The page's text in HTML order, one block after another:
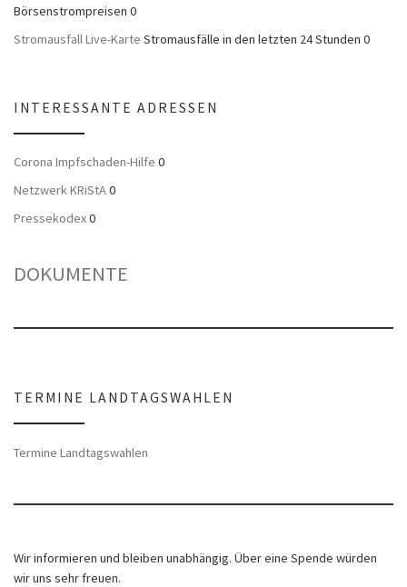
Börsenstrompreisen 0
Stromausfall Live-Karte Stromausfälle in den letzten 24 Stunden 0
INTERESSANTE ADRESSEN
Corona Impfschaden-Hilfe 0
Netzwerk KRiStA0
Pressekodex0
DOKUMENTE
TERMINE LANDTAGSWAHLEN
Termine Landtagswahlen
Wir informieren und bleiben unabhängig. Über eine Spende würden
wir uns sehr freuen.